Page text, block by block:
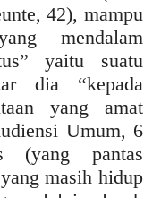
42), mampu
mendalam
yaitu suatu
dia “kepada
yang amat
Umum, 6
(yang pantas
masih hidup